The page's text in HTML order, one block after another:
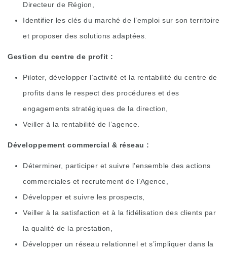
Directeur de Région,
Identifier les clés du marché de l’emploi sur son territoire
et proposer des solutions adaptées.
Gestion du centre de profit :
Piloter, développer l’activité et la rentabilité du centre de
profits dans le respect des procédures et des
engagements stratégiques de la direction,
Veiller à la rentabilité de l’agence.
Développement commercial & réseau :
Déterminer, participer et suivre l’ensemble des actions
commerciales et recrutement de l’Agence,
Développer et suivre les prospects,
Veiller à la satisfaction et à la fidélisation des clients par
la qualité de la prestation,
Développer un réseau relationnel et s’impliquer dans la